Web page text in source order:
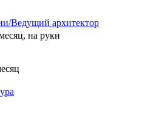
Ведущий архитектор
на руки